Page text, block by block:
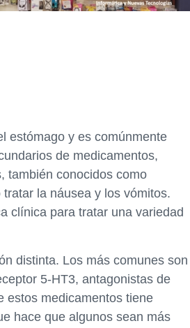
estómago y es comúnmente
de medicamentos,
también conocidos como
la náusea y los vómitos.
clínica para tratar una variedad
distinta. Los más comunes son
5-HT3, antagonistas de
estos medicamentos tiene
hace que algunos sean más